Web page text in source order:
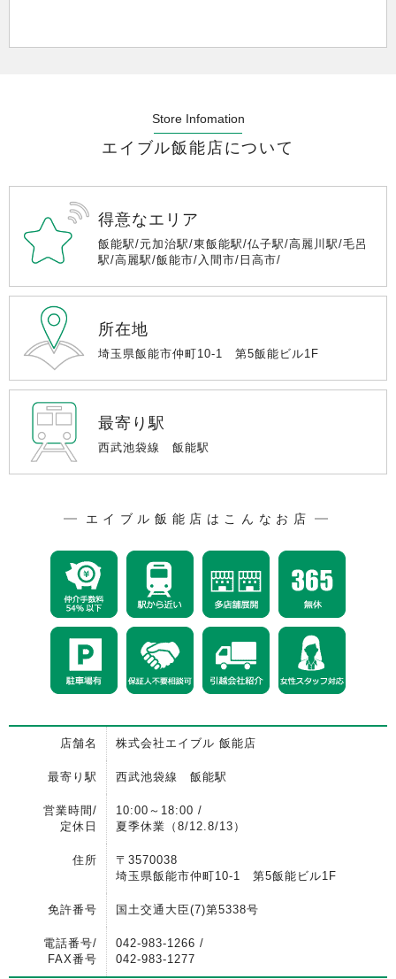
Store Infomation
エイブル飯能店について
得意なエリア
飯能駅/元加治駅/東飯能駅/仏子駅/高麗川駅/毛呂
駅/高麗駅/飯能市/入間市/日高市/
所在地
埼玉県飯能市仲町10-1 第5飯能ビル1F
最寄り駅
西武池袋線 飯能駅
エイブル飯能店はこんなお店
店舗名 株式会社エイブル 飯能店
最寄り駅 西武池袋線 飯能駅
営業時間/
定休日
10:00～18:00 /
夏季休業（8/12.8/13）
住所
〒3570038
埼玉県飯能市仲町10-1 第5飯能ビル1F
免許番号 国土交通大臣(7)第5338号
電話番号/
FAX番号
042-983-1266 /
042-983-1277